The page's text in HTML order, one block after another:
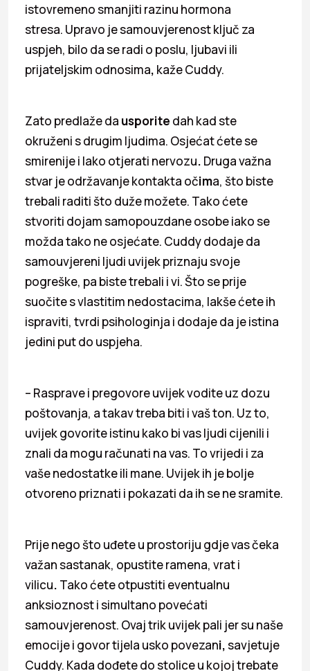
istovremeno smanjiti razinu hormona
stresa. Upravo je samouvjerenost ključ za
uspjeh, bilo da se radi o poslu, ljubavi ili
prijateljskim odnosima, kaže Cuddy.
Zato predlaže da usporite dah kad ste
okruženi s drugim ljudima. Osjećat ćete se
smirenije i lako otjerati nervozu. Druga važna
stvar je održavanje kontakta očima, što biste
trebali raditi što duže možete. Tako ćete
stvoriti dojam samopouzdane osobe iako se
možda tako ne osjećate. Cuddy dodaje da
samouvjereni ljudi uvijek priznaju svoje
pogreške, pa biste trebali i vi. Što se prije
suočite s vlastitim nedostacima, lakše ćete ih
ispraviti, tvrdi psihologinja i dodaje da je istina
jedini put do uspjeha.
– Rasprave i pregovore uvijek vodite uz dozu
poštovanja, a takav treba biti i vaš ton. Uz to,
uvijek govorite istinu kako bi vas ljudi cijenili i
znali da mogu računati na vas. To vrijedi i za
vaše nedostatke ili mane. Uvijek ih je bolje
otvoreno priznati i pokazati da ih se ne sramite.
Prije nego što uđete u prostoriju gdje vas čeka
važan sastanak, opustite ramena, vrat i
vilicu. Tako ćete otpustiti eventualnu
anksioznost i simultano povećati
samouvjerenost. Ovaj trik uvijek pali jer su naše
emocije i govor tijela usko povezani,savjetuje
Cuddy. Kada dođete do stolice u kojoj trebate